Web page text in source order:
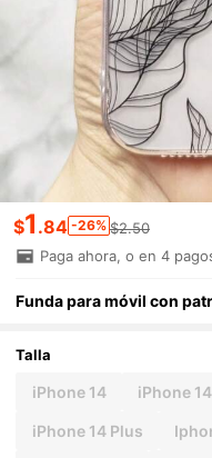
$1 .84 -26% $2.50
Paga ahora, o en 4
Funda para móvil con
Talla
iPhone 14 iPhone
iPhone 14 Plus